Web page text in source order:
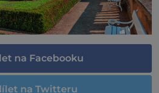
na Facebooku
na Twitteru